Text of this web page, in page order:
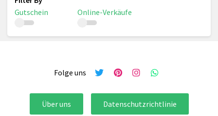
Gutschein Online-Verkäufe
Folge uns
Über uns Datenschutzrichtlinie